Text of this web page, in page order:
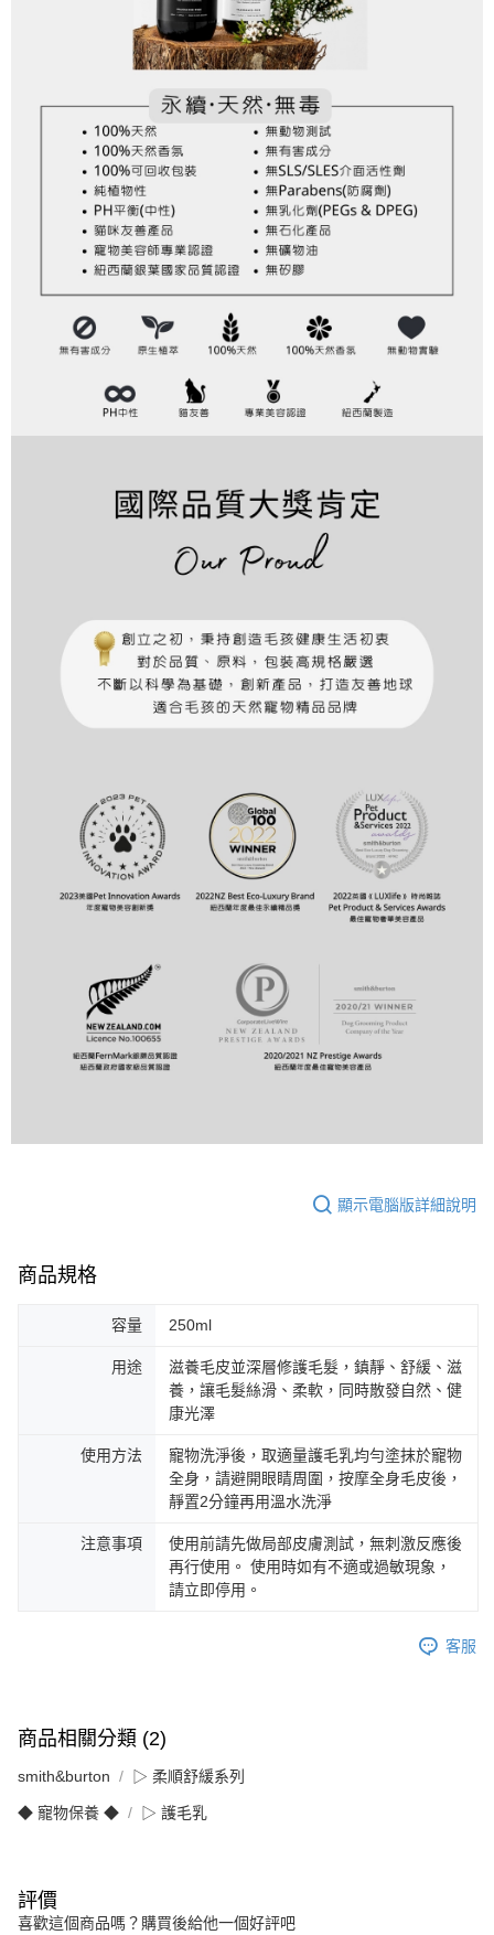
顯示電腦版詳細說明
商品規格
容量 250ml
用途
滋養毛皮並深層修護毛髮，鎮靜、舒緩、滋
養，讓毛髮絲滑、柔軟，同時散發自然、健
康光澤
使用方法
寵物洗淨後，取適量護毛乳均勻塗抹於寵物
全身，請避開眼睛周圍，按摩全身毛皮後，
靜置2分鐘再用溫水洗淨
注意事項
使用前請先做局部皮膚測試，無刺激反應後
再行使用。 使用時如有不適或過敏現象，
請立即停用。
客服
商品相關分類 (2)
smith&burton ▷ 柔順舒緩系列
◆ 寵物保養 ◆ ▷ 護毛乳
評價
喜歡這個商品嗎？購買後給他一個好評吧